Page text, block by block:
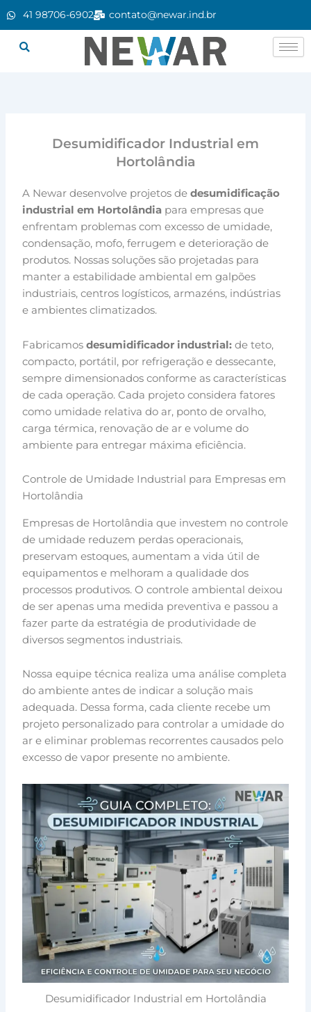
41 98706-6902 contato@newar.ind.br
Desumidificador Industrial em
Hortolândia
A Newar desenvolve projetos dedesumidificação
industrial em Hortolândia para empresas que
enfrentam problemas com excesso de umidade,
condensação, mofo, ferrugem e deterioração de
produtos. Nossas soluções são projetadas para
manter a estabilidade ambiental em galpões
industriais, centros logísticos, armazéns, indústrias
e ambientes climatizados.
Fabricamosdesumidificador industrial:de teto,
compacto, portátil, por refrigeração e dessecante,
sempre dimensionados conforme as características
de cada operação. Cada projeto considera fatores
como umidade relativa do ar, ponto de orvalho,
carga térmica, renovação de ar e volume do
ambiente para entregar máxima eficiência.
Controle de Umidade Industrial para Empresas em
Hortolândia
Empresas de Hortolândia que investem no controle
de umidade reduzem perdas operacionais,
preservam estoques, aumentam a vida útil de
equipamentos e melhoram a qualidade dos
processos produtivos. O controle ambiental deixou
de ser apenas uma medida preventiva e passou a
fazer parte da estratégia de produtividade de
diversos segmentos industriais.
Nossa equipe técnica realiza uma análise completa
do ambiente antes de indicar a solução mais
adequada. Dessa forma, cada cliente recebe um
projeto personalizado para controlar a umidade do
ar e eliminar problemas recorrentes causados pelo
excesso de vapor presente no ambiente.
Desumidificador Industrial em Hortolândia